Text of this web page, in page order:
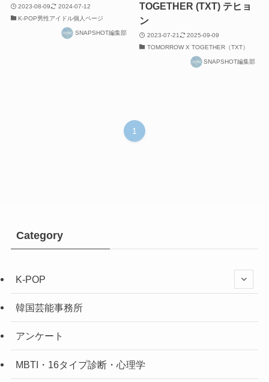
2023-08-09
2024-07-12
K-POP男性アイドル個人ページ
SNAPSHOT編集部
TOGETHER (TXT) テヒョ
ン
2023-07-21
2025-09-09
TOMORROW X TOGETHER（TXT）
SNAPSHOT編集部
1
Category
K-POP
韓国芸能事務所
アンケート
MBTI・16タイプ診断・心理学